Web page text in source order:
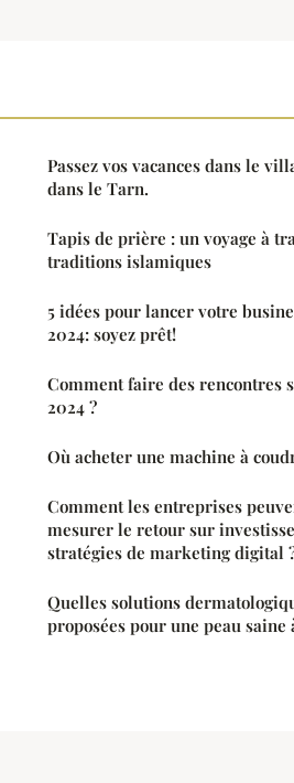
Passez vos vacances dans le
dans le Tarn.
Tapis de prière : un voyage à
traditions islamiques
5 idées pour lancer votre
2024: soyez prêt!
Comment faire des rencontres
2024 ?
Où acheter une machine à
Comment les entreprises
mesurer le retour sur
stratégies de marketing digital
Quelles solutions
proposées pour une peau saine